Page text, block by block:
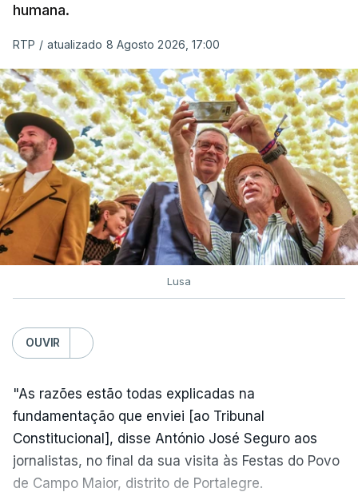
utilizam a costa nacional para o tráfico de droga.
c/ Lusa
humana.
RTP / atualizado 8 Agosto 2026, 17:00
Lusa
OUVIR
"As razões estão todas explicadas na
fundamentação que enviei [ao Tribunal
Constitucional], disse António José Seguro aos
jornalistas, no final da sua visita às Festas do Povo
de Campo Maior, distrito de Portalegre.